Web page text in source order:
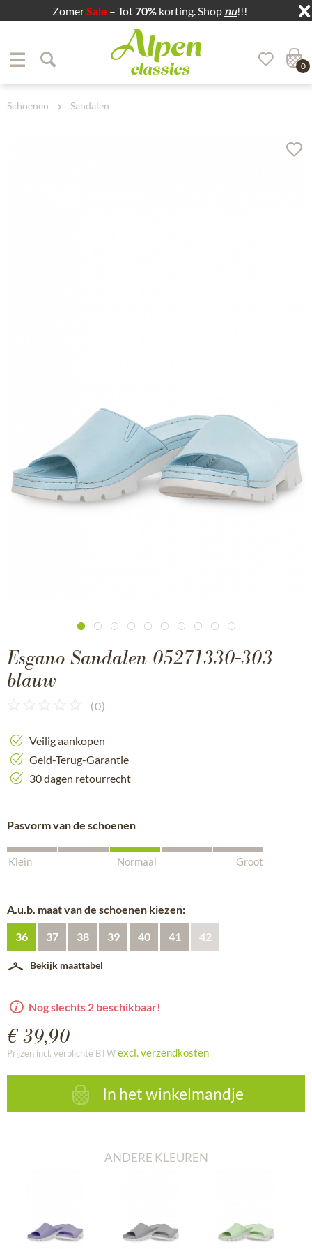
ZomerSale – Tot70% korting. Shop nu!!!
Zum Hauptbereich springen
0
Schoenen Sandalen
Esgano Sandalen 05271330-303
blauw
(0)
Veilig aankopen
Geld-Terug-Garantie
30 dagen retourrecht
Pasvorm van de schoenen
Klein Normaal Groot
A.u.b. maat van de schoenen kiezen:
36 37 38 39 40 41 42
Bekijk maattabel
Nog slechts 2 beschikbaar!
€ 39,90
Prijzen incl. verplichte BTWexcl. verzendkosten
In het winkelmandje
ANDERE KLEUREN